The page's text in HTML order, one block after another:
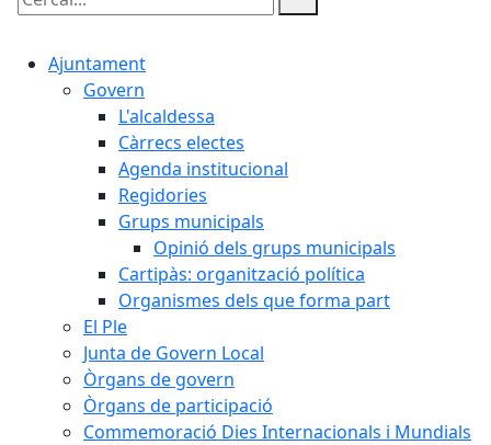
Cercar:
Ajuntament
Govern
L'alcaldessa
Càrrecs electes
Agenda institucional
Regidories
Grups municipals
Opinió dels grups municipals
Cartipàs: organització política
Organismes dels que forma part
El Ple
Junta de Govern Local
Òrgans de govern
Òrgans de participació
Commemoració Dies Internacionals i Mundials